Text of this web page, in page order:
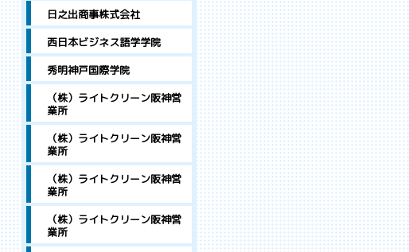
日之出商事株式会社
西日本ビジネス語学学院
秀明神戸国際学院
（株）ライトクリーン阪神営
業所
（株）ライトクリーン阪神営
業所
（株）ライトクリーン阪神営
業所
（株）ライトクリーン阪神営
業所